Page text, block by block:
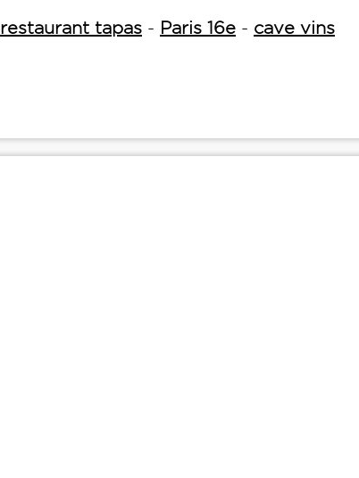
restaurant tapas - Paris 16e - cave vins